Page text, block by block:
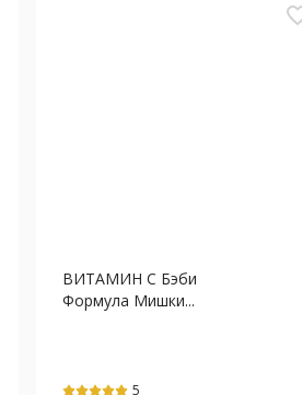
ВИТАМИН С Бэби
Формула Мишки...
5